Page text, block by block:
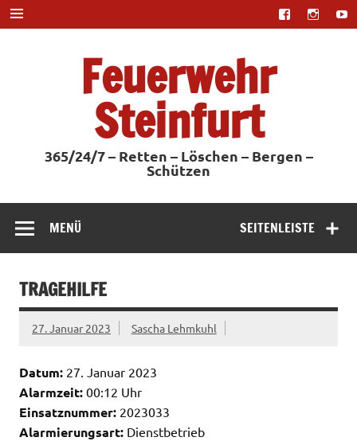
Zum
Inhalt
springen
Feuerwehr
Steinfurt
365/24/7 – Retten – Löschen – Bergen –
Schützen
SEITENLEISTE
MENÜ
TRAGEHILFE
27. Januar 2023 Sascha Lehmkuhl
Datum: 27. Januar 2023
Alarmzeit: 00:12 Uhr
Einsatznummer: 2023033
Alarmierungsart: Dienstbetrieb